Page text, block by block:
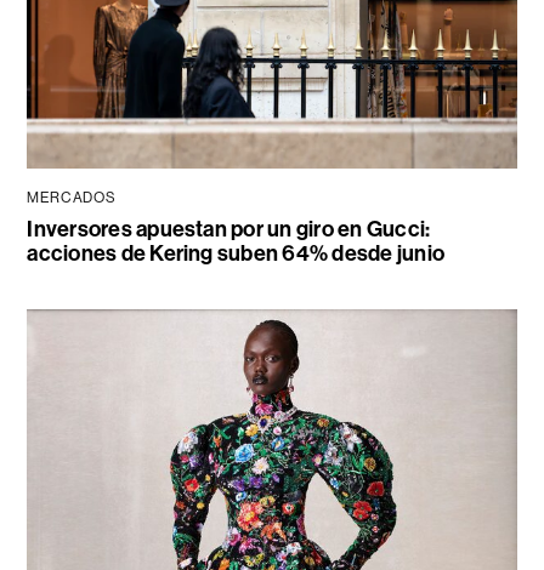
MERCADOS
Inversores apuestan por un giro en Gucci:
acciones de Kering suben 64% desde junio